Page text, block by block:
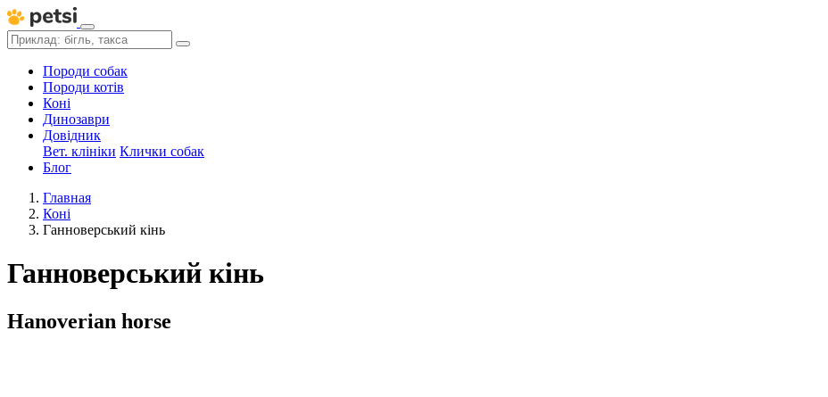
Породи собак
Породи котів
Коні
Динозаври
Довідник
Вет. клініки Клички собак
Блог
Главная
Коні
Ганноверський кінь
Ганноверський кінь
Hanoverian horse